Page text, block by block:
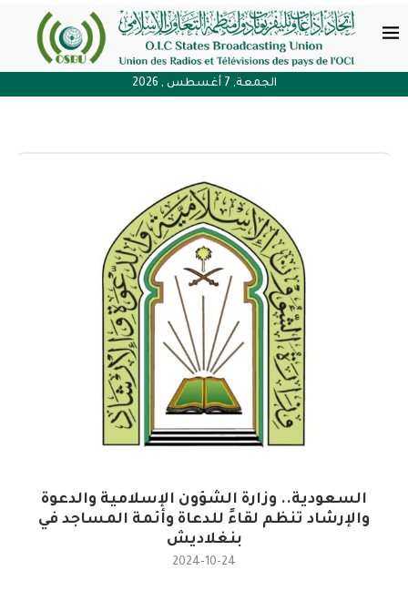
الجمعة, 7 أغسطس , 2026
السعودية.. وزارة الشؤون الإسلامية والدعوة
والإرشاد تنظم لقاءً للدعاة وأئمة المساجد في
بنغلاديش
2024-10-24